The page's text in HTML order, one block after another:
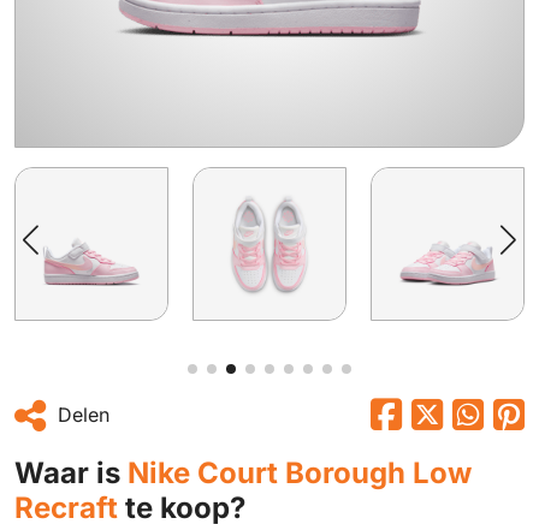
Delen
Waar is Nike Court Borough Low
Recraft te koop?